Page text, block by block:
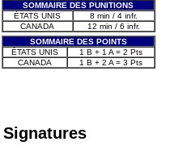
SOMMAIRE DES PUNITIONS
ÉTATS UNIS
8 min / 4 infr.
CANADA
12 min / 6 infr.
SOMMAIRE DES POINTS
ÉTATS UNIS
1 B + 1 A = 2 Pts
CANADA
1 B + 2 A = 3 Pts
Signatures